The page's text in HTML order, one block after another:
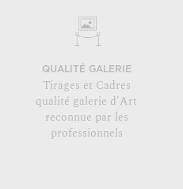
QUALITÉ GALERIE
Tirages et Cadres
qualité galerie d'Art
reconnue par les
professionnels